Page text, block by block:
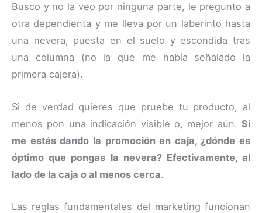
Busco y no la veo por ninguna parte, le pregunto a
otra dependienta y me lleva por un laberinto hasta
una nevera, puesta en el suelo y escondida tras
una columna (no la que me había señalado la
primera cajera).
Si de verdad quieres que pruebe tu producto, al
menos pon una indicación visible o, mejor aún. Si
me estás dando la promoción en caja, ¿dónde es
óptimo que pongas la nevera? Efectivamente, al
lado de la caja o al menos cerca.
Las reglas fundamentales del marketing funcionan